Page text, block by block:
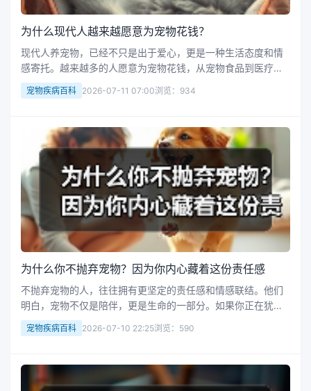
为什么现代人越来越愿意为宠物花钱？
现代人养宠物，已经不只是出于爱心，更是一种生活态度和情
感寄托。越来越多的人愿意为宠物花钱，从宠物食品到医疗、
美容、玩具，甚至宠物保险，都成为日常消费的一部分。那
么，究竟是什么让现代人愿意为宠物投入这么多？答案其实很
宠物疾病百科 2026-07-11 07:00浏览：934
为什么你不抛弃宠物？因为你内心藏着这份责任感
不抛弃宠物的人，往往拥有更坚定的责任感和情感联结。他们
明白，宠物不仅是陪伴，更是生命的一部分。如果你正在犹豫
是否要放弃宠物，这篇文章将为你提供答案。 在现代社会，很
多人因为生活压力、经济困难或情感变化而考虑放弃宠物。但
宠物疾病百科 2026-07-10 22:25浏览：590